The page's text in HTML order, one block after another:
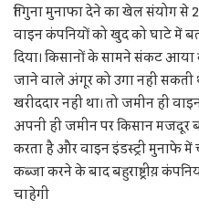
तिगुना मुनाफा देने का खेल संयोग
वाइन कंपनियों को खुद को घाटे में
दिया। किसानों के सामने संकट
जाने वाले अंगूर को उगा नहीं
खरीददार नहीं था। तो जमीन ही
अपनी ही जमीन पर किसान
करता है और वाइन इंडस्ट्री मुनाफे में
कब्जा करने के बाद बहुराष्ट्रीय़
चाहेगी